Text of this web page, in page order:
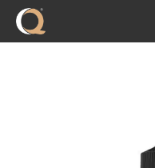
content